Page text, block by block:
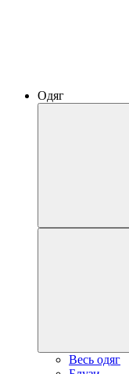
Одяг
Весь одяг